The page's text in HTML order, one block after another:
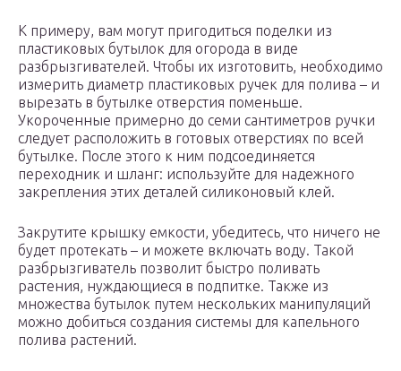
К примеру, вам могут пригодиться поделки из
пластиковых бутылок для огорода в виде
разбрызгивателей. Чтобы их изготовить, необходимо
измерить диаметр пластиковых ручек для полива – и
вырезать в бутылке отверстия поменьше.
Укороченные примерно до семи сантиметров ручки
следует расположить в готовых отверстиях по всей
бутылке. После этого к ним подсоединяется
переходник и шланг: используйте для надежного
закрепления этих деталей силиконовый клей.
Закрутите крышку емкости, убедитесь, что ничего не
будет протекать – и можете включать воду. Такой
разбрызгиватель позволит быстро поливать
растения, нуждающиеся в подпитке. Также из
множества бутылок путем нескольких манипуляций
можно добиться создания системы для капельного
полива растений.